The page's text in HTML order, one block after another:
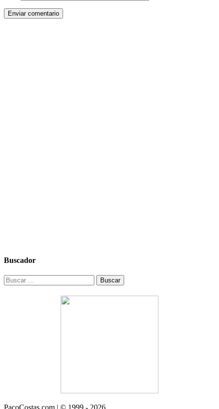
Buscador
Buscar: